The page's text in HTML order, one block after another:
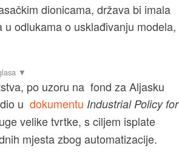
dionicama, država bi imala
odlukama o usklađivanju modela,
po uzoru na fond za Aljasku
u dokumentu Industrial Policy for
velike tvrtke, s ciljem isplate
mjesta zbog automatizacije.